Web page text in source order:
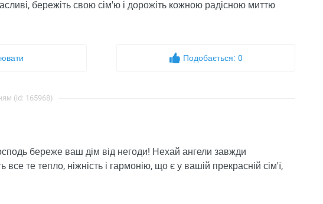
бережіть свою сім'ю і дорожіть кожною радісною миттю
Подобається: 0
(id: 165968)
береже ваш дім від негоди! Нехай ангели завжди
те тепло, ніжність і гармонію, що є у вашій прекрасній сім'ї,